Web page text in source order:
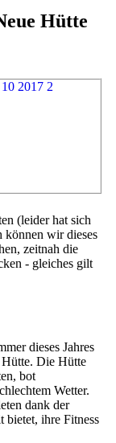
Hütte
(leider hat sich
können wir dieses
zeitnah die
- gleiches gilt
dieses Jahres
Die Hütte
bot
Wetter.
dank der
bietet, ihre Fitness